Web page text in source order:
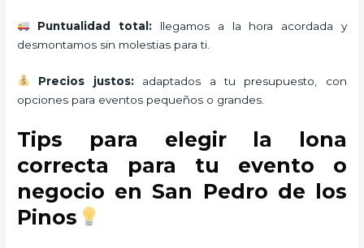
Puntualidad total: llegamos a la hora acordada y
desmontamos sin molestias para ti.
Precios justos:adaptados a tu presupuesto, con
opciones para eventos pequeños o grandes.
Tips para elegir la lona
correcta para tu evento o
negocio en San Pedro de los
Pinos